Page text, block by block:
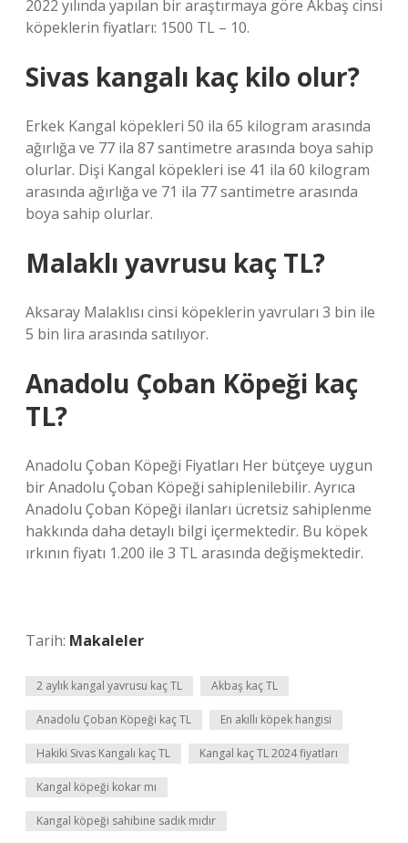
2022 yılında yapılan bir araştırmaya göre Akbaş cinsi
köpeklerin fiyatları: 1500 TL – 10.
Sivas kangalı kaç kilo olur?
Erkek Kangal köpekleri 50 ila 65 kilogram arasında
ağırlığa ve 77 ila 87 santimetre arasında boya sahip
olurlar. Dişi Kangal köpekleri ise 41 ila 60 kilogram
arasında ağırlığa ve 71 ila 77 santimetre arasında
boya sahip olurlar.
Malaklı yavrusu kaç TL?
Aksaray Malaklısı cinsi köpeklerin yavruları 3 bin ile
5 bin lira arasında satılıyor.
Anadolu Çoban Köpeği kaç
TL?
Anadolu Çoban Köpeği Fiyatları Her bütçeye uygun
bir Anadolu Çoban Köpeği sahiplenilebilir. Ayrıca
Anadolu Çoban Köpeği ilanları ücretsiz sahiplenme
hakkında daha detaylı bilgi içermektedir. Bu köpek
ırkının fiyatı 1.200 ile 3 TL arasında değişmektedir.
Tarih: Makaleler
2 aylık kangal yavrusu kaç TL Akbaş kaç TL
Anadolu Çoban Köpeği kaç TL En akıllı köpek hangisi
Hakiki Sivas Kangalı kaç TL Kangal kaç TL 2024 fiyatları
Kangal köpeği kokar mı
Kangal köpeği sahibine sadık mıdır